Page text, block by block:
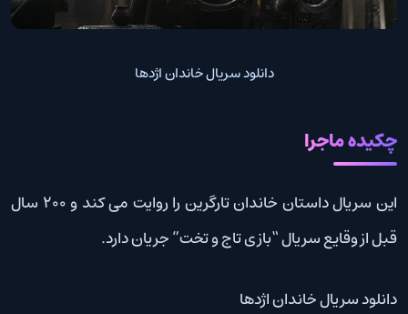
دانلود سریال خاندان اژدها
چکیده ماجرا
این سریال داستان خاندان تارگرین را روایت می کند و ۲۰۰ سال
قبل از وقایع سریال “بازی تاج و تخت” جریان دارد.
دانلود سریال خاندان اژدها